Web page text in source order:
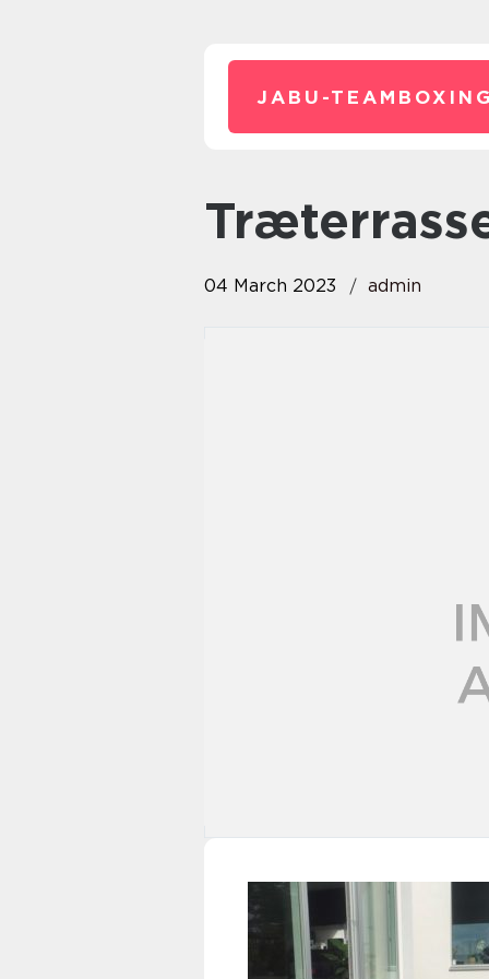
JABU-
04 March 2023 admin